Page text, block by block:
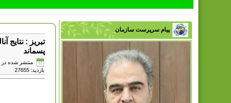
پیام سرپرست سازمان
تبریز :
پسماند
منتشر شده در دوشنبه, 08
بازدید: 27655